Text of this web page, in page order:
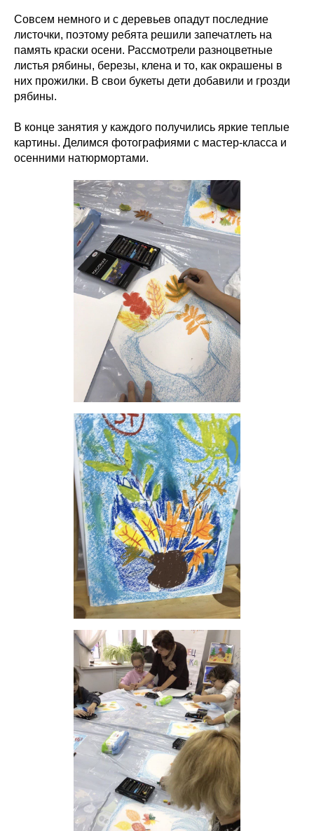
Совсем немного и с деревьев опадут последние
листочки, поэтому ребята решили запечатлеть на
память краски осени. Рассмотрели разноцветные
листья рябины, березы, клена и то, как окрашены в
них прожилки. В свои букеты дети добавили и грозди
рябины.
В конце занятия у каждого получились яркие теплые
картины. Делимся фотографиями с мастер-класса и
осенними натюрмортами.